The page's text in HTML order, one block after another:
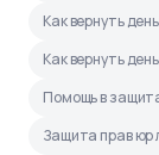
Как вернуть
Как вернуть
Помощь в
Защита прав юр